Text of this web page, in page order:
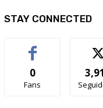
STAY CONNECTED
0
Fans